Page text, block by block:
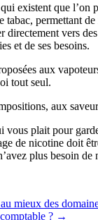
qui existent que l’on
tabac, permettant
directement vers
et de ses besoins.
aux
tout seul.
aux
plait pour
de nicotine doit
plus besoin
mieux des
? →